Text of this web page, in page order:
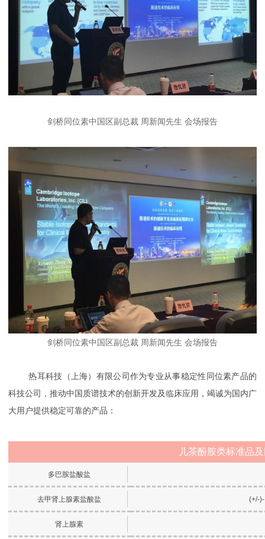
剑桥同位素中国区副总裁 周新闻先生 会场报告
剑桥同位素中国区副总裁 周新闻先生 会场报告
热耳科技（上海）有限公司作为专业从事稳定性同位素产品的
科技公司，推动中国质谱技术的创新开发及临床应用，竭诚为国内广
大用户提供稳定可靠的产品：
儿茶酚胺类标准品
多巴胺盐酸盐
去甲肾上腺素盐酸盐 (+/-
肾上腺素